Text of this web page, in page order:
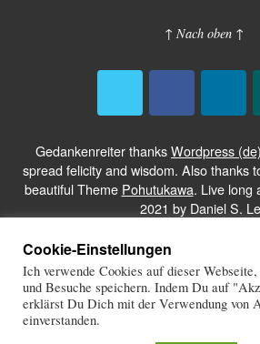
↑ Nach oben ↑
Gedankenreiter thanksWordpress (de)
spread felicity and wisdom. Also thanks
beautiful Theme Pohutukawa. Live long
2021 by Daniel S.
IMPRESSUM
KOMMENTARREGELN
Cookie-Einstellungen
Ich verwende Cookies auf dieser
und Besuche speichern. Indem Du auf
erklärst Du Dich mit der Verwendung von
einverstanden.